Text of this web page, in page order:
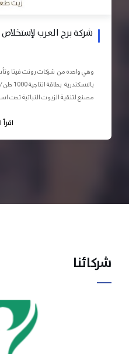
شركة برج العرب لإستخلاص
وهي واحده من شركات رونت فيتا
مصنع لتنقية الزيوت النباتية تحت
اقرأ
شركائنا